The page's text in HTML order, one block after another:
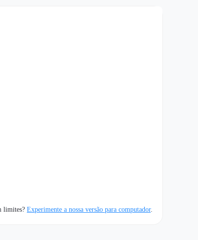
limites? Experimente a nossa versão para computador.